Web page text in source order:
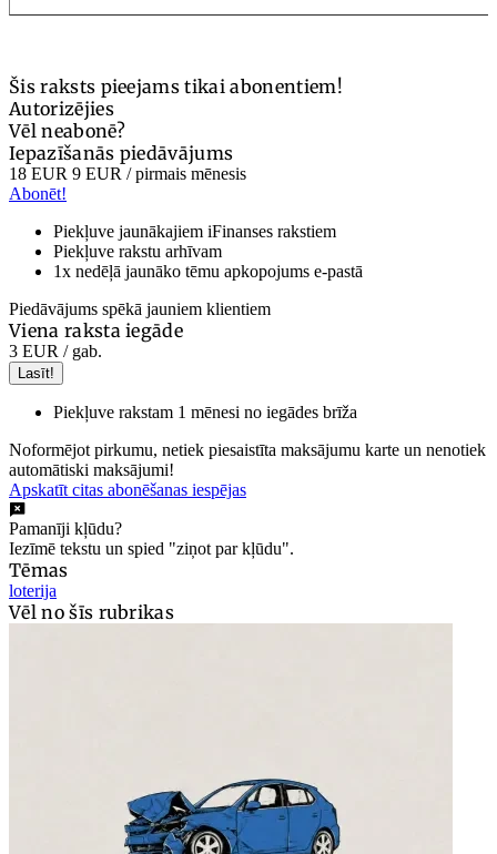
Šis raksts pieejams tikai abonentiem!
Autorizējies
Vēl neabonē?
Iepazīšanās piedāvājums
18 EUR 9 EUR / pirmais mēnesis
Abonēt!
Piekļuve jaunākajiem iFinanses rakstiem
Piekļuve rakstu arhīvam
1x nedēļā jaunāko tēmu apkopojums e-pastā
Piedāvājums spēkā jauniem klientiem
Viena raksta iegāde
3 EUR / gab.
Lasīt!
Piekļuve rakstam 1 mēnesi no iegādes brīža
Noformējot pirkumu, netiek piesaistīta maksājumu karte un nenotiek
automātiski maksājumi!
Apskatīt citas abonēšanas iespējas
Pamanīji kļūdu?
Iezīmē tekstu un spied "ziņot par kļūdu".
Tēmas
loterija
Vēl no šīs rubrikas